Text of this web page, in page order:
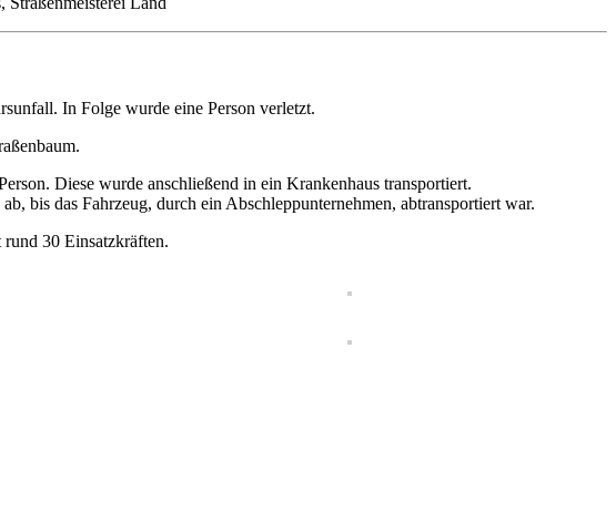
In Folge wurde eine Person verletzt.
Diese wurde anschließend in ein Krankenhaus transportiert.
bis das Fahrzeug, durch ein Abschleppunternehmen, abtransportiert war.
30 Einsatzkräften.